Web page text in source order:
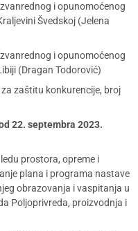
i opunomoćenog
Švedskoj (Jelena
i opunomoćenog
(Dragan Todorović)
zaštitu konkurencije, broj
22. septembra 2023.
prostora, opreme i
plana i programa nastave
obrazovanja i vaspitanja u
Poljoprivreda, proizvodnja i